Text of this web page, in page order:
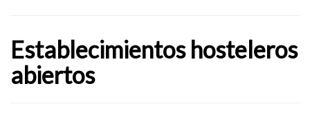
Establecimientos hosteleros
abiertos